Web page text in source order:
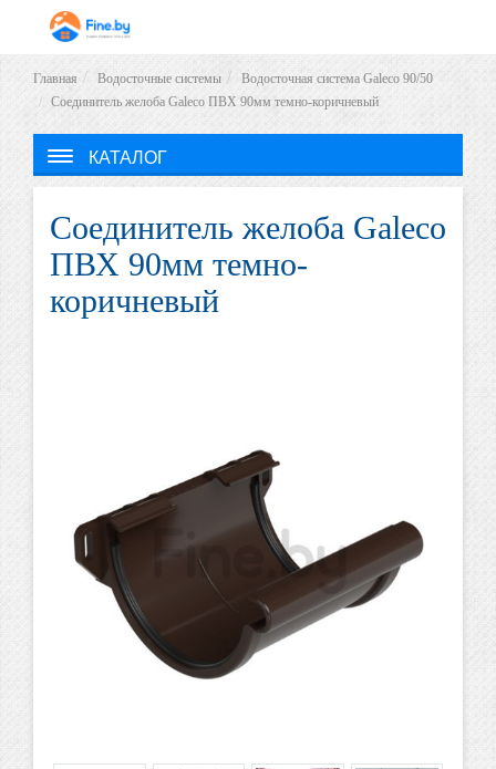
Главная Водосточные системы
Водосточная система Galeco 90/50
Соединитель желоба Galeco ПВХ 90мм темно-коричневый
КАТАЛОГ
Соединитель желоба Galeco
ПВХ 90мм темно-
коричневый